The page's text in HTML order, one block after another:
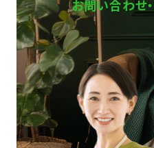
お問い合わせ